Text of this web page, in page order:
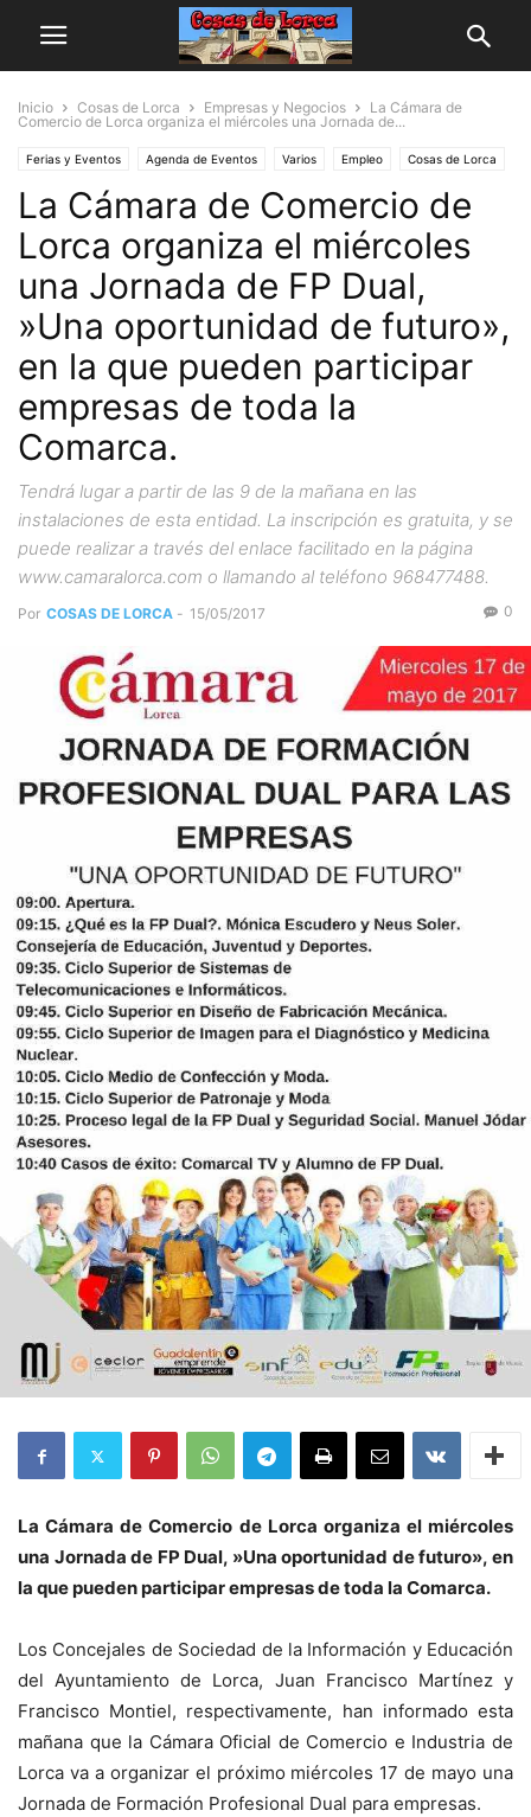
Inicio Cosas de Lorca Empresas y Negocios
La Cámara de
Comercio de Lorca organiza el miércoles una Jornada de...
Ferias y Eventos Agenda de Eventos Varios Empleo Cosas de Lorca
Empresas y Negocios
La Cámara de Comercio de
Lorca organiza el miércoles
una Jornada de FP Dual,
»Una oportunidad de futuro»,
en la que pueden participar
empresas de toda la
Comarca.
Tendrá lugar a partir de las 9 de la mañana en las
instalaciones de esta entidad. La inscripción es gratuita, y se
puede realizar a través del enlace facilitado en la página
www.camaralorca.com o llamando al teléfono 968477488.
Por COSAS DE LORCA - 15/05/2017 0
La Cámara de Comercio de Lorca organiza el miércoles
una Jornada de FP Dual, »Una oportunidad de futuro», en
la que pueden participar empresas de toda la Comarca.
Los Concejales de Sociedad de la Información y Educación
del Ayuntamiento de Lorca, Juan Francisco Martínez y
Francisco Montiel, respectivamente, han informado esta
mañana que la Cámara Oficial de Comercio e Industria de
Lorca va a organizar el próximo miércoles 17 de mayo una
Jornada de Formación Profesional Dual para empresas.